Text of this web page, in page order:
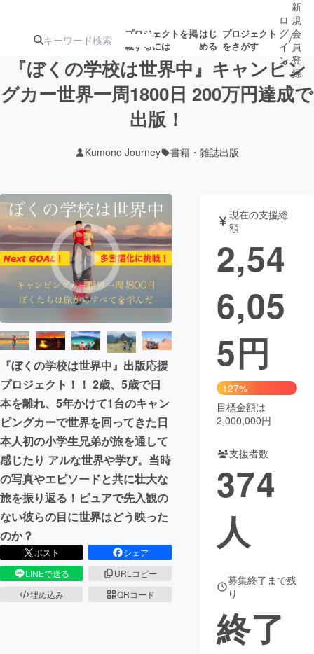
プロジェクトを掲
載するには
はじ
める
プロジェクト
をさがす
注目の新着プロ
募集終了が近いプ
テクノロジー・ガジェット
映像・映画 書籍・雑誌
ビジネス・起業 チャレンジ
まちづくり・地域活性化
CAMPFIRE for Social Good
CAMPFIRE Creation
CAMPFIREふるさと納税machi-ya コミュニティ
ロ
グ
イ
ン
/
新
規
会
員
登
録
『ぼくの学校は世界中』キャンピン
グカー世界一周1800日 200万円達成で
出版！
Kumono Journey 書籍・雑誌出版
『ぼくの学校は世界中』出版応援
プロジェクト！！ 2歳、5歳で日
本を離れ、5年かけて1台のキャン
ピングカーで世界を回ってきた日
本人初の小学生兄弟が旅を通して
感じたり アルな世界や学び。当時
の写真やエピソードと共に壮大な
旅を振り返る！ピュアで先入観の
ない彼らの目に世界はどう映った
のか？
ポスト
シェア
LINEで送る
URLコピー
埋め込み
QRコード
現在の支援総
額
2,54
6,05
5円
127%
目標金額は
2,000,000円
支援者数
374
人
募集終了まで残
り
終了